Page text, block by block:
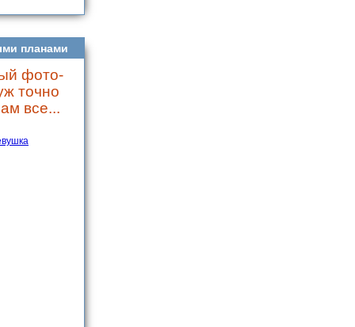
планами
фото-
точно
все...